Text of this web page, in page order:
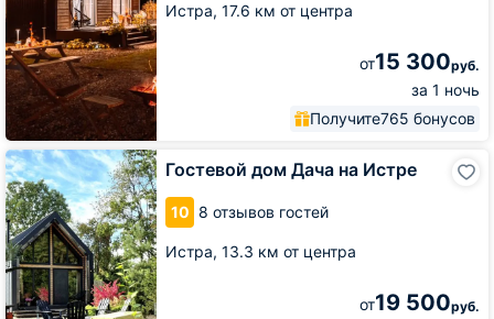
Истра, 17.6 км от центра
от15 300руб.
за 1 ночь
Получите765 бонусов
Гостевой дом Дача на Истре
10 8 отзывов гостей
Истра, 13.3 км от центра
от19 500руб.
Гостевой
дом
Дача
на
Истре